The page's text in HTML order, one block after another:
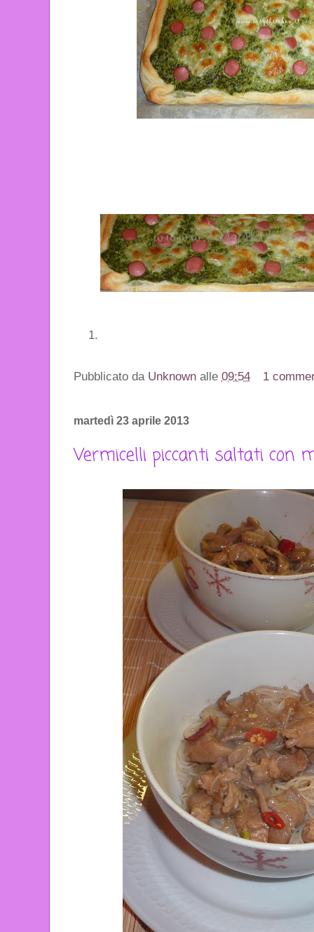
Pubblicato da Unknown alle 09:54 1
martedì 23 aprile 2013
Vermicelli piccanti saltati con